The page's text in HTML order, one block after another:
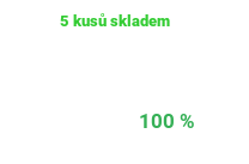
5 kusů skladem
100 %